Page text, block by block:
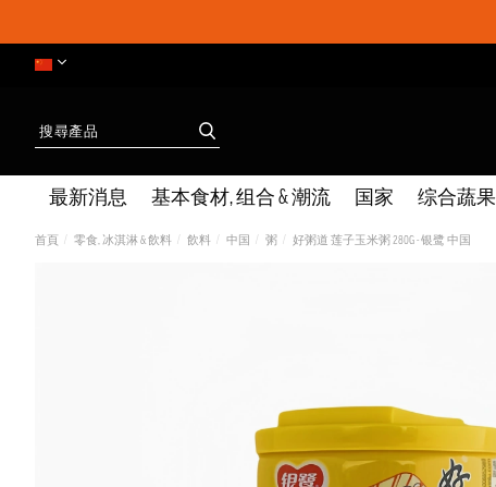
最新消息 基本食材, 组合 & 潮流 国家 综合蔬果
首頁 零食, 冰淇淋 & 飲料 飲料 中国 粥 好粥道 莲子玉米粥 280G - 银鹭 中国